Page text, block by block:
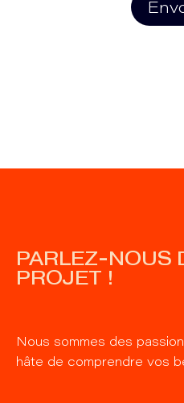
PARLEZ-NOUS
PROJET !
Nous sommes des
hâte de comprendre vos